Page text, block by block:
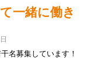
一緒に働き
名募集しています！